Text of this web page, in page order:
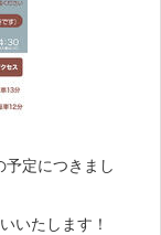
予定につきまし
いたします！